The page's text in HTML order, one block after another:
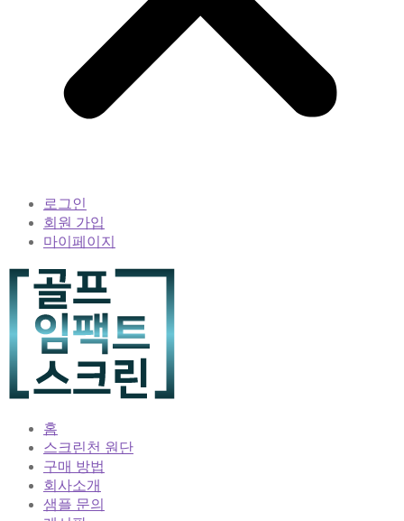
로그인
회원 가입
마이페이지
홈
스크린천 원단
구매 방법
회사소개
샘플 문의